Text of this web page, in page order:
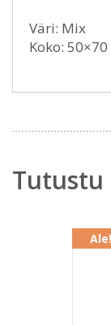
Väri: Mix
Koko: 50×70
Tutustu
Ale!